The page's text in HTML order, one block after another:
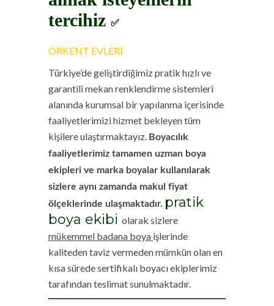
tercihiz ✅
ORKENT EVLERİ
Türkiye’de geliştirdiğimiz pratik hızlı ve
garantili mekan renklendirme sistemleri
alanında kurumsal bir yapılanma içerisinde
faaliyetlerimizi hizmet bekleyen tüm
kişilere ulaştırmaktayız. Boyacılık
faaliyetlerimiz tamamen uzman boya
ekipleri ve marka boyalar kullanılarak
sizlere aynı zamanda makul fiyat
ölçeklerinde ulaşmaktadır. pratik
boya ekibi olarak sizlere
mükemmel badana boya işlerinde
kaliteden taviz vermeden mümkün olan en
kısa sürede sertifikalı boyacı ekiplerimiz
tarafından teslimat sunulmaktadır.